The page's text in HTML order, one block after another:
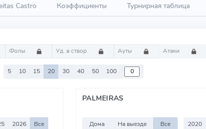
Castro Коэффициенты Турнирная таблица
Фолы Уд. в створ Ауты Атаки
5 10 15 20 30 40 50 100
2026 Все
PALMEIRAS
Дома На выезде Все 2020